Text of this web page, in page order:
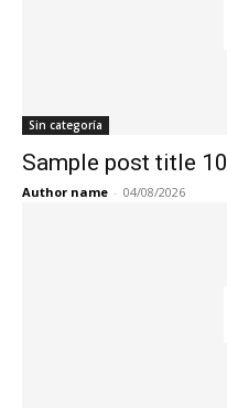
Sin categoría
Sample post title 10
Author name - 04/08/2026